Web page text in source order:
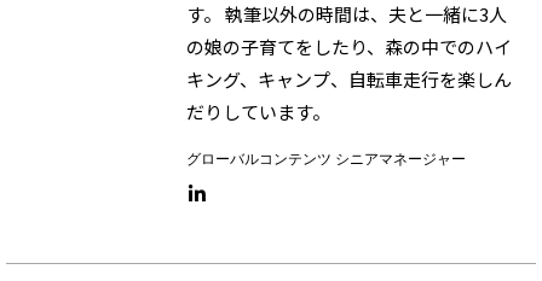
す。 執筆以外の時間は、夫と一緒に3人
の娘の子育てをしたり、森の中でのハイ
キング、キャンプ、自転車走行を楽しん
だりしています。
グローバルコンテンツ シニアマネージャー
LinkedIn link